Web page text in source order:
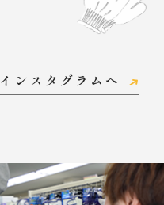
インスタグラムへ